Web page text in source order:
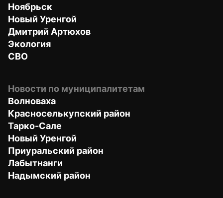
Ноябрьск
Новый Уренгой
Дмитрий Артюхов
Экология
СВО
Новости по муниципалитетам
Волноваха
Красноселькупский район
Тарко-Сале
Новый Уренгой
Приуральский район
Лабытнанги
Надымский район